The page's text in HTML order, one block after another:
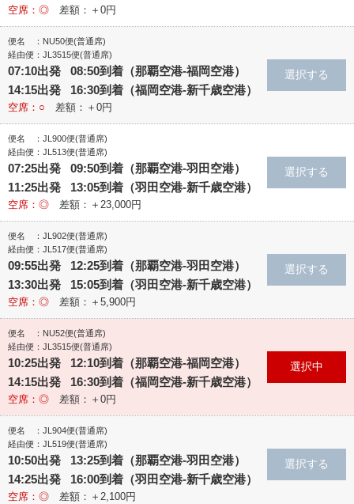
空席：◎ 差額：＋0円
便名 ：NU50便(普通席)
経由便：JL3515便(普通席)
07:10出発 08:50到着（那覇空港‐福岡空港）
14:15出発 16:30到着（福岡空港‐新千歳空港）
空席：○ 差額：＋0円
便名 ：JL900便(普通席)
経由便：JL513便(普通席)
07:25出発 09:50到着（那覇空港‐羽田空港）
11:25出発 13:05到着（羽田空港‐新千歳空港）
空席：◎ 差額：＋23,000円
便名 ：JL902便(普通席)
経由便：JL517便(普通席)
09:55出発 12:25到着（那覇空港‐羽田空港）
13:30出発 15:05到着（羽田空港‐新千歳空港）
空席：◎ 差額：＋5,900円
便名 ：NU52便(普通席)
経由便：JL3515便(普通席)
10:25出発 12:10到着（那覇空港‐福岡空港）
14:15出発 16:30到着（福岡空港‐新千歳空港）
空席：◎ 差額：＋0円
便名 ：JL904便(普通席)
経由便：JL519便(普通席)
10:50出発 13:25到着（那覇空港‐羽田空港）
14:25出発 16:00到着（羽田空港‐新千歳空港）
空席：◎ 差額：＋2,100円